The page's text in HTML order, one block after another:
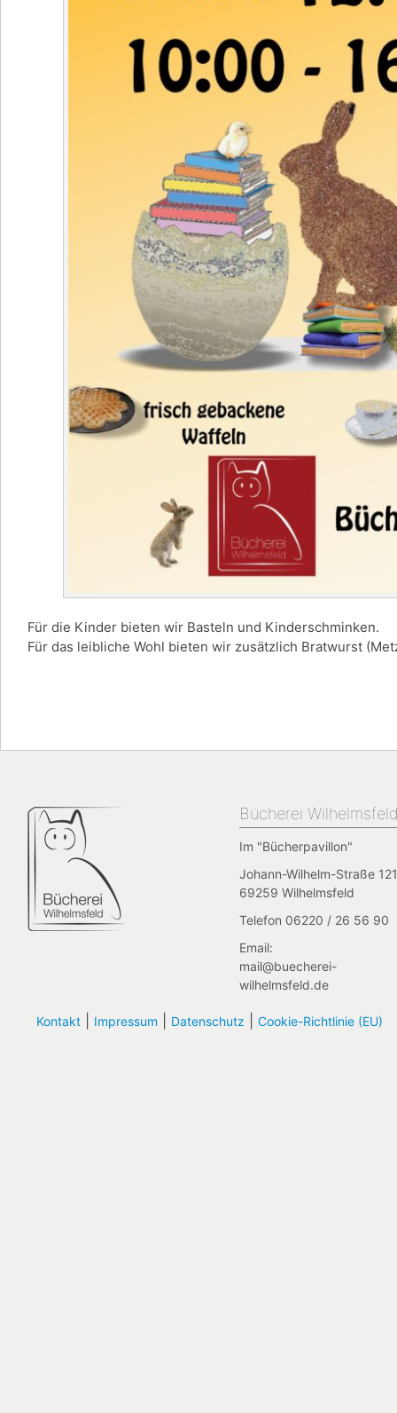
Für die Kinder bieten wir Basteln und Kinderschminken.
Für das leibliche Wohl bieten wir zusätzlich Bratwurst
Bücherei
Im "Bücherpavillon"
Johann-Wilhelm-Straße
69259 Wilhelmsfeld
Telefon 06220 / 26 56 90
Email:
mail@buecherei-
wilhelmsfeld.de
Kontakt| Impressum Datenschutz Cookie-Richtlinie (EU)